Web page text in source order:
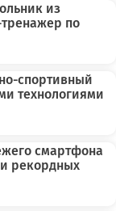
из
по
спортивный
технологиями
смартфона
рекордных